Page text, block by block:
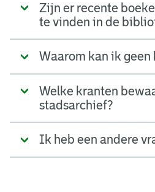
Zijn er recente
te vinden in de
Waarom kan ik geen
Welke kranten
stadsarchief?
Ik heb een andere